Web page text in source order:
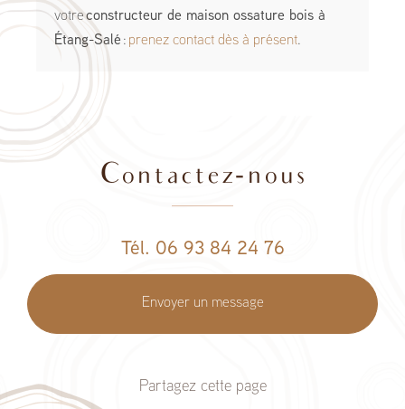
votre constructeur de maison ossature bois à
Étang-Salé : prenez contact dès à présent.
Contactez-nous
Tél. 06 93 84 24 76
Envoyer un message
Partagez cette page